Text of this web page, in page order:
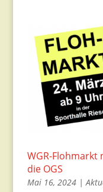
WGR-
die OGS
Mai 16, 2024 |